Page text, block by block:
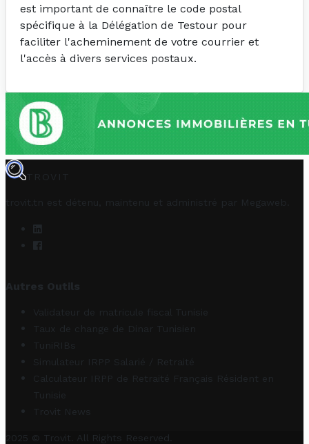
est important de connaître le code postal
spécifique à la Délégation de Testour pour
faciliter l'acheminement de votre courrier et
l'accès à divers services postaux.
TROVIT
trovit.tn est détenu, maintenu et administré par Megaweb
Autres Outils
Validateur de matricule fiscal Tunisie
Taux de change de Dinar Tunisien
TuniRIBs
Simulateur IRPP Salarié / Retraité
Calculateur IRPP de Retraité Français Résident en
Tunisie
Trovit News
2025 © Trovit. All Rights Reserved.